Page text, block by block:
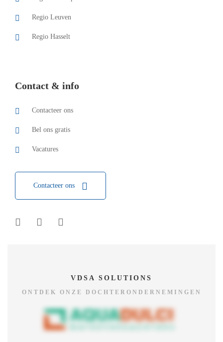
Regio Leuven
Regio Hasselt
Contact & info
Contacteer ons
Bel ons gratis
Vacatures
Contacteer ons
VDSA SOLUTIONS
ONTDEK ONZE DOCHTERONDERNEMINGEN